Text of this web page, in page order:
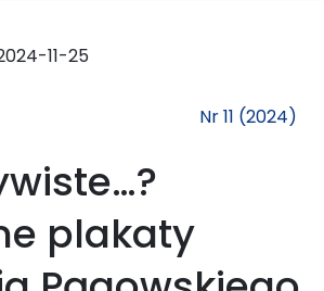
11-25
Nr 11 (2024)
plakaty